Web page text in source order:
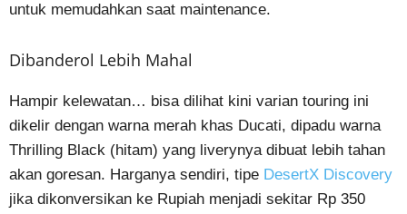
untuk memudahkan saat maintenance.
Dibanderol Lebih Mahal
Hampir kelewatan… bisa dilihat kini varian touring ini
dikelir dengan warna merah khas Ducati, dipadu warna
Thrilling Black (hitam) yang liverynya dibuat lebih tahan
akan goresan. Harganya sendiri, tipe DesertX Discovery
jika dikonversikan ke Rupiah menjadi sekitar Rp 350